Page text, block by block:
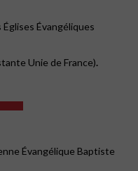
Évangéliques
Unie de France).
Évangélique Baptiste